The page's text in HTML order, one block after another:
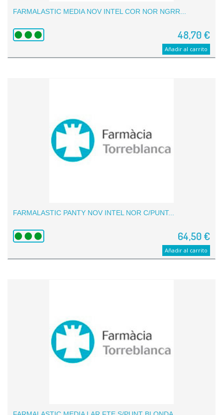
FARMALASTIC MEDIA NOV INTEL COR NOR NGRR...
48,70 €
Añadir al carrito
FARMALASTIC PANTY NOV INTEL NOR C/PUNT...
64,50 €
Añadir al carrito